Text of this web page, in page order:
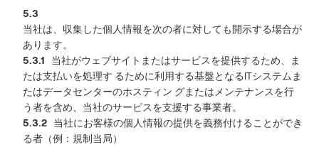
5.3
当社は、収集した個人情報を次の者に対しても開示する場合が
あります。
5.3.1 当社がウェブサイトまたはサービスを提供するため、ま
たは支払いを処理す るために利用する基盤となるITシステムま
たはデータセンターのホスティン グまたはメンテナンスを行
う者を含め、当社のサービスを支援する事業者。
5.3.2 当社にお客様の個人情報の提供を義務付けることができ
る者（例：規制当局）